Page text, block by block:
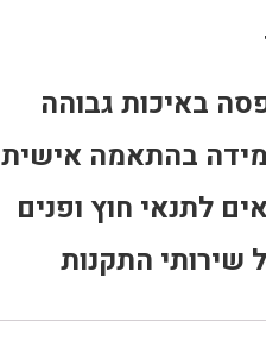
באיכות גבוהה
בהתאמה אישית
לתנאי חוץ ופנים
שירותי התקנות